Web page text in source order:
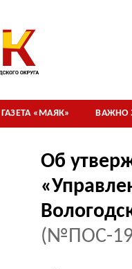
ГАЗЕТА «МАЯК» ВАЖНО
Об
(№ПОС-